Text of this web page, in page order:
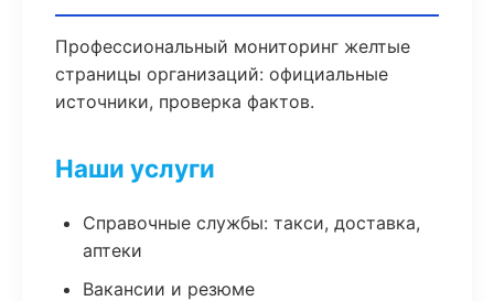
Профессиональный мониторинг желтые
страницы организаций: официальные
источники, проверка фактов.
Наши услуги
Справочные службы: такси, доставка,
аптеки
Вакансии и резюме